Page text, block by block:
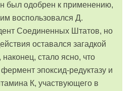
был одобрен к применению,
воспользовался Д.
Соединенных Штатов, но
оставался загадкой
наконец, стало ясно, что
эпоксид-редуктазу и
К, участвующего в